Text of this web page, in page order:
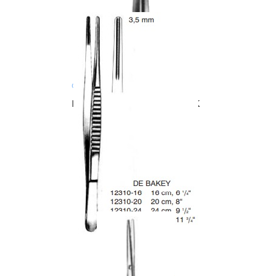
Chirurgia
Retraktor/hak LANGENBECK
Pęseta DEBAKEY